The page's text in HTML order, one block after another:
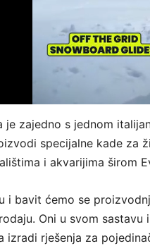
je zajedno s jednom
specijalne kade za
i akvarijima širom
i bavit ćemo se
Oni u svom sastavu
izradi rješenja za